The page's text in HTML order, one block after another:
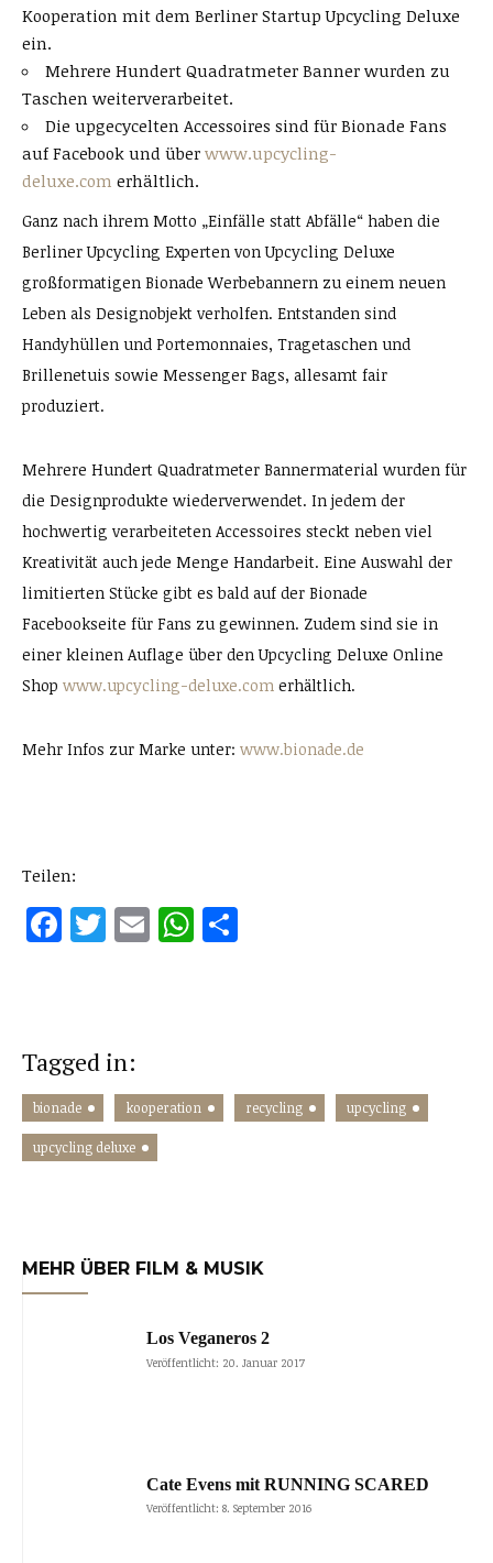
Kooperation mit dem Berliner Startup Upcycling Deluxe
ein.
Mehrere Hundert Quadratmeter Banner wurden zu
Taschen weiterverarbeitet.
Die upgecycelten Accessoires sind für Bionade Fans
auf Facebook und über www.upcycling-
deluxe.com erhältlich.
Ganz nach ihrem Motto „Einfälle statt Abfälle“ haben die
Berliner Upcycling Experten von Upcycling Deluxe
großformatigen Bionade Werbebannern zu einem neuen
Leben als Designobjekt verholfen. Entstanden sind
Handyhüllen und Portemonnaies, Tragetaschen und
Brillenetuis sowie Messenger Bags, allesamt fair
produziert.
Mehrere Hundert Quadratmeter Bannermaterial wurden für
die Designprodukte wiederverwendet. In jedem der
hochwertig verarbeiteten Accessoires steckt neben viel
Kreativität auch jede Menge Handarbeit. Eine Auswahl der
limitierten Stücke gibt es bald auf der Bionade
Facebookseite für Fans zu gewinnen. Zudem sind sie in
einer kleinen Auflage über den Upcycling Deluxe Online
Shop www.upcycling-deluxe.com erhältlich.
Mehr Infos zur Marke unter: www.bionade.de
Teilen:
Facebook
Twitter
EmailWhatsApp
Tagged in:
bionade kooperation recycling upcycling
upcycling deluxe
MEHR ÜBER FILM & MUSIK
Los Veganeros 2
Veröffentlicht: 20. Januar 2017
Cate Evens mit RUNNING SCARED
Veröffentlicht: 8. September 2016